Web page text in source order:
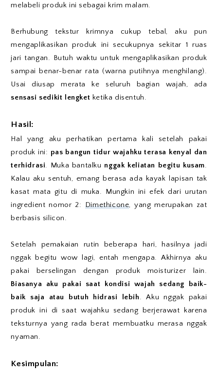
melabeli produk ini sebagai krim malam.
Berhubung tekstur krimnya cukup tebal, aku pun
mengaplikasikan produk ini secukupnya sekitar 1 ruas
jari tangan. Butuh waktu untuk mengaplikasikan produk
sampai benar-benar rata (warna putihnya menghilang).
Usai diusap merata ke seluruh bagian wajah, ada
sensasi sedikit lengket ketika disentuh.
Hasil:
Hal yang aku perhatikan pertama kali setelah pakai
produk ini: pas bangun tidur wajahku terasa kenyal dan
terhidrasi. Muka bantalku nggak keliatan begitu kusam.
Kalau aku sentuh, emang berasa ada kayak lapisan tak
kasat mata gitu di muka. Mungkin ini efek dari urutan
ingredient nomor 2: Dimethicone, yang merupakan zat
berbasis silicon.
Setelah pemakaian rutin beberapa hari, hasilnya jadi
nggak begitu wow lagi, entah mengapa. Akhirnya aku
pakai berselingan dengan produk moisturizer lain.
Biasanya aku pakai saat kondisi wajah sedang baik-
baik saja atau butuh hidrasi lebih. Aku nggak pakai
produk ini di saat wajahku sedang berjerawat karena
teksturnya yang rada berat membuatku merasa nggak
nyaman.
Kesimpulan: